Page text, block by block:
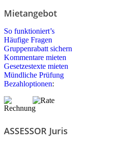
Mietangebot
So funktioniert’s
Häufige Fragen
Gruppenrabatt sichern
Kommentare mieten
Gesetzestexte mieten
Mündliche Prüfung
Bezahloptionen:
ASSESSOR Juris